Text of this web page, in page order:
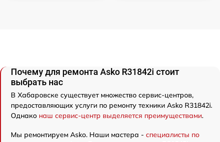
Почему для ремонта Asko R31842i стоит
выбрать нас
В Хабаровске существует множество сервис-центров,
предоставляющих услуги по ремонту техники Asko R31842i.
Однако наш сервис-центр выделяется преимуществами.
Мы ремонтируем Asko. Наши мастера - специалисты по